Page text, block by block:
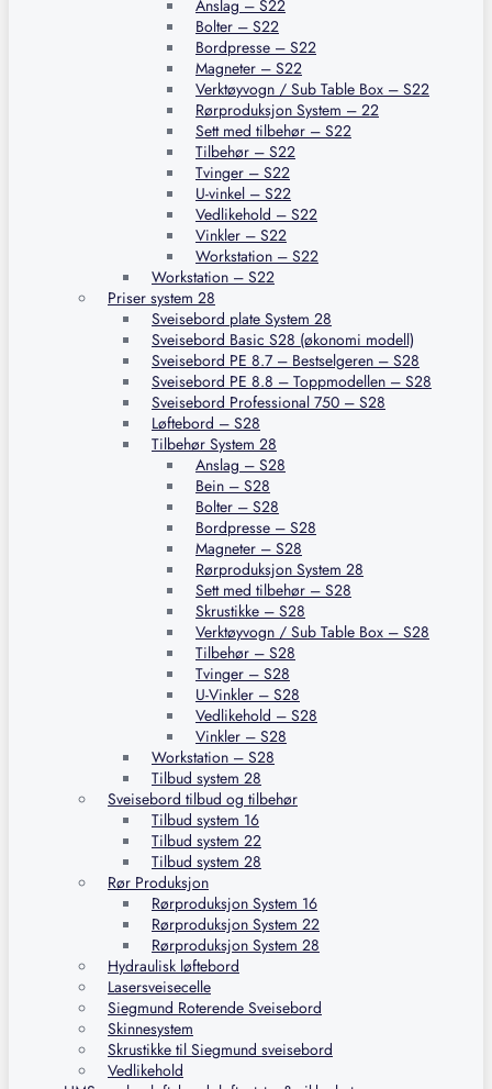
Anslag – S22
Bolter – S22
Bordpresse – S22
Magneter – S22
Verktøyvogn / Sub Table Box – S22
Rørproduksjon System – 22
Sett med tilbehør – S22
Tilbehør – S22
Tvinger – S22
U-vinkel – S22
Vedlikehold – S22
Vinkler – S22
Workstation – S22
Workstation – S22
Priser system 28
Sveisebord plate System 28
Sveisebord Basic S28 (økonomi modell)
Sveisebord PE 8.7 – Bestselgeren – S28
Sveisebord PE 8.8 – Toppmodellen – S28
Sveisebord Professional 750 – S28
Løftebord – S28
Tilbehør System 28
Anslag – S28
Bein – S28
Bolter – S28
Bordpresse – S28
Magneter – S28
Rørproduksjon System 28
Sett med tilbehør – S28
Skrustikke – S28
Verktøyvogn / Sub Table Box – S28
Tilbehør – S28
Tvinger – S28
U-Vinkler – S28
Vedlikehold – S28
Vinkler – S28
Workstation – S28
Tilbud system 28
Sveisebord tilbud og tilbehør
Tilbud system 16
Tilbud system 22
Tilbud system 28
Rør Produksjon
Rørproduksjon System 16
Rørproduksjon System 22
Rørproduksjon System 28
Hydraulisk løftebord
Lasersveisecelle
Siegmund Roterende Sveisebord
Skinnesystem
Skrustikke til Siegmund sveisebord
Vedlikehold